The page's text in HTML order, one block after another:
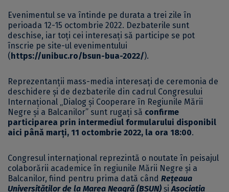
Evenimentul se va întinde pe durata a trei zile în
perioada 12-15 octombrie 2022. Dezbaterile sunt
deschise, iar toți cei interesați să participe se pot
înscrie pe site-ul evenimentului
(https://unibuc.ro/bsun-bua-2022/).
Reprezentanții mass-media interesați de ceremonia de
deschidere și de dezbaterile din cadrul Congresului
Internațional „Dialog și Cooperare în Regiunile Mării
Negre și a Balcanilor” sunt rugați să confirme
participarea prin intermediul formularului disponibil
aici până marți, 11 octombrie 2022, la ora 18:00.
Congresul internațional reprezintă o noutate în peisajul
colaborării academice în regiunile Mării Negre și a
Balcanilor, fiind pentru prima dată când Rețeaua
Universităților de la Marea Neagră (BSUN) șiAsociația